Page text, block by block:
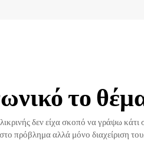
το
δεν είχα σκοπό να γράψω
πρόβλημα αλλά μόνο διαχείριση